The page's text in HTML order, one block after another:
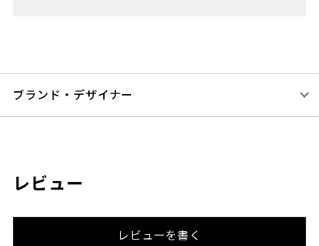
ブランド・デザイナー
レビュー
レビューを書く